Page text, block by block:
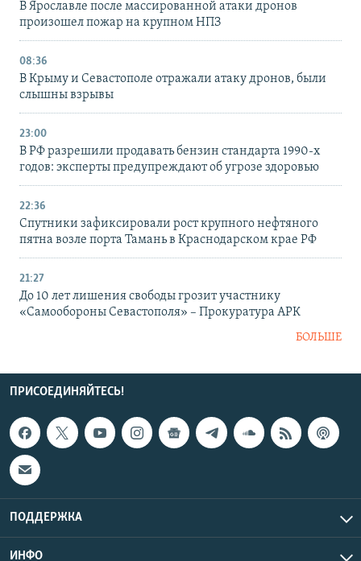
В Ярославле после массированной атаки дронов
произошел пожар на крупном НПЗ
08:36
В Крыму и Севастополе отражали атаку дронов, были
слышны взрывы
23:00
В РФ разрешили продавать бензин стандарта 1990-х
годов: эксперты предупреждают об угрозе здоровью
22:36
Спутники зафиксировали рост крупного нефтяного
пятна возле порта Тамань в Краснодарском крае РФ
21:27
До 10 лет лишения свободы грозит участнику
«Самообороны Севастополя» – Прокуратура АРК
БОЛЬШЕ
ПРИСОЕДИНЯЙТЕСЬ!
ПОДДЕРЖКА
ИНФО